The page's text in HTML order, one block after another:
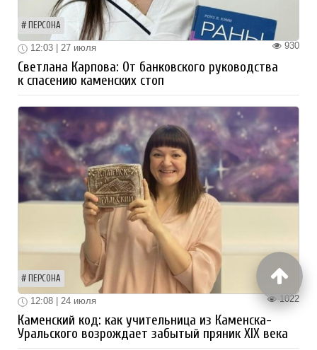
ПЕРСОНА
930
12:03 | 27 июля
Светлана Карпова: От банковского руководства
к спасению каменских стоп
ПЕРСОНА
1022
12:08 | 24 июля
Каменский код: как учительница из Каменска-
Уральского возрождает забытый пряник XIX века